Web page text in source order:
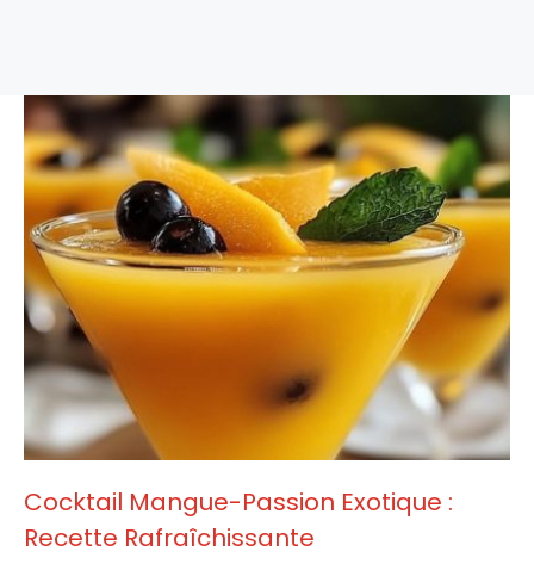
Cocktail Mangue-Passion Exotique :
Recette Rafraîchissante